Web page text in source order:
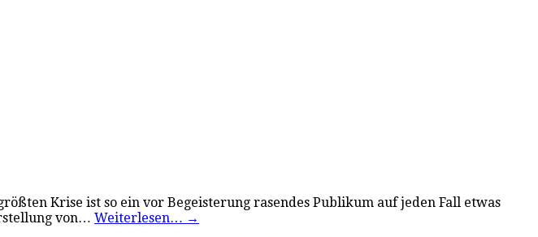
Krise ist so ein vor Begeisterung rasendes Publikum auf jeden Fall etwas
von… Weiterlesen… →